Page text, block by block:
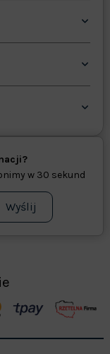
w 30 sekund
Wyślij